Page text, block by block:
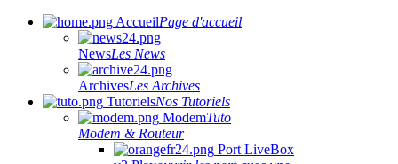
AccueilPage d'accueil
NewsLes News
ArchivesLes Archives
TutorielsNos Tutoriels
ModemTuto
Modem & Routeur
Port LiveBox